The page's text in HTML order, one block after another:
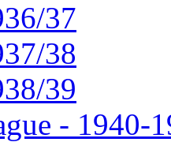
37
38
39
- 1940-